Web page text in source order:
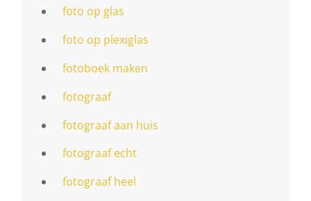
foto op glas
foto op plexiglas
fotoboek maken
fotograaf
fotograaf aan huis
fotograaf echt
fotograaf heel